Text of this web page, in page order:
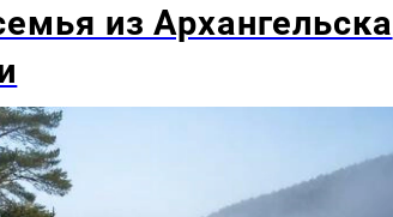
из Архангельска